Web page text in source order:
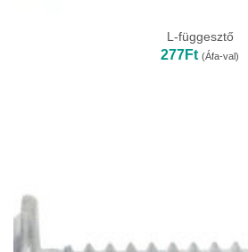
L-függesztő
277Ft (Áfa-val)